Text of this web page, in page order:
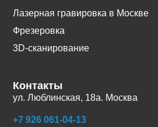
Лазерная гравировка в Москве
Фрезеровка
3D-сканирование
Контакты
ул. Люблинская, 18а. Москва
+7 926 061-04-13